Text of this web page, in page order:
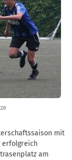
mit
erfolgreich
am